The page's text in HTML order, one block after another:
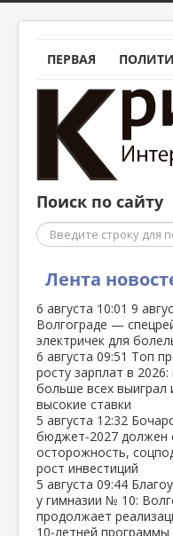
ПЕРВАЯ
Поиск по сайту
Поиск
Лента
6 августа 10:01 9
Волгограде —
электричек для
6 августа 09:51 Топ
росту зарплат в 2026:
больше всех выиграл
высокие ставки
5 августа 12:32
бюджет‑2027 должен
осторожность,
рост инвестиций
5 августа 09:44
у гимназии № 10:
продолжает
10‑летней программы